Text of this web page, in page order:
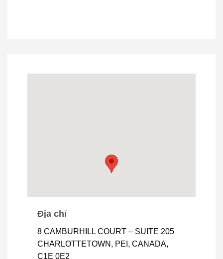
Địa chỉ
8 CAMBURHILL COURT – SUITE 205
CHARLOTTETOWN, PEI, CANADA,
C1E 0E2